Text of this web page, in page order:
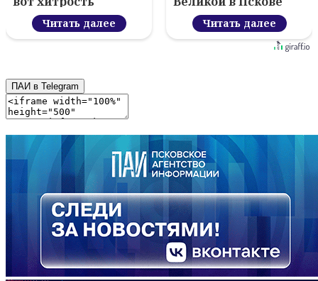
Читать далее Читать далее
ПАИ в Telegram